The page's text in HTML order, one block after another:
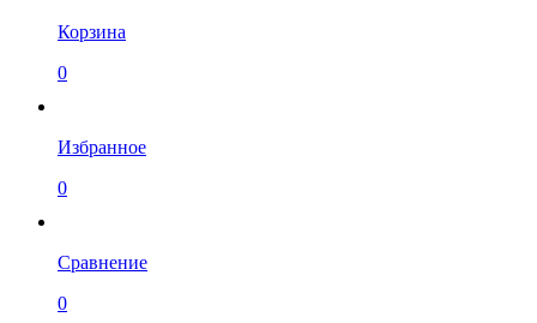
Корзина
0
Избранное
0
Сравнение
0